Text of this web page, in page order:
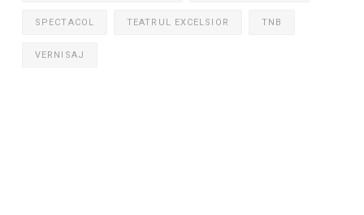
SPECTACOL TEATRUL EXCELSIOR TNB
VERNISAJ